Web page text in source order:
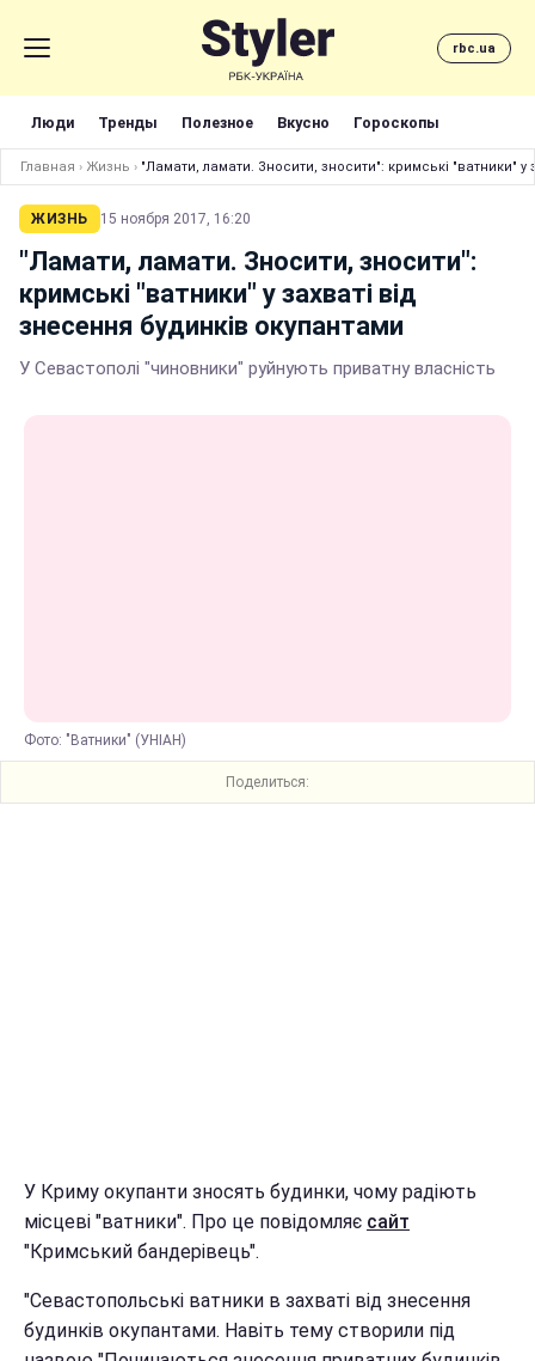
rbc.ua
Люди Тренды Полезное Вкусно Гороскопы
Главная › Жизнь › "Ламати, ламати. Зносити, зносити": кримські "ватники" у
ЖИЗНЬ 15 ноября 2017, 16:20
"Ламати, ламати. Зносити, зносити":
кримські "ватники" у захваті від
знесення будинків окупантами
У Севастополі "чиновники" руйнують приватну власність
Фото: "Ватники" (УНІАН)
Поделиться:
У Криму окупанти зносять будинки, чому радіють
місцеві "ватники". Про це повідомляє сайт
"Кримський бандерівець".
"Севастопольські ватники в захваті від знесення
будинків окупантами. Навіть тему створили під